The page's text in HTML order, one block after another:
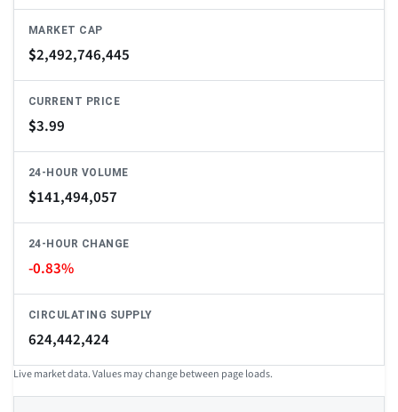
MARKET CAP
$2,492,746,445
CURRENT PRICE
$3.99
24-HOUR VOLUME
$141,494,057
24-HOUR CHANGE
-0.83%
CIRCULATING SUPPLY
624,442,424
Live market data. Values may change between page loads.